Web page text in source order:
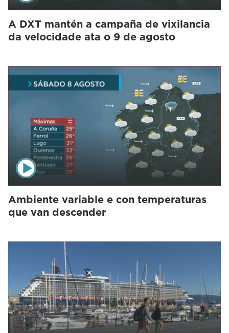
A DXT mantén a campaña de vixilancia
da velocidade ata o 9 de agosto
Ambiente variable e con temperaturas
que van descender